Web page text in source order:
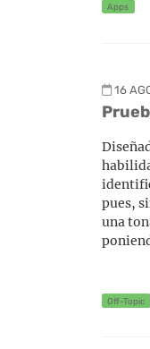
Apps
16
pues,
una
Off-Topic